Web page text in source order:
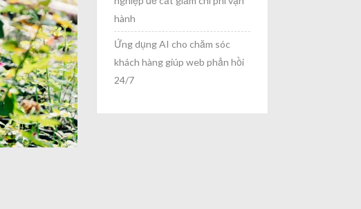
hành
Ứng dụng AI cho chăm sóc
khách hàng giúp web phản hồi
24/7